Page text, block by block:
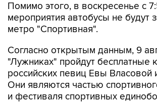
Помимо этого, в воскресенье с
мероприятия автобусы не будут
метро "Спортивная".
Согласно открытым данным, 9
"Лужниках" пройдут бесплатные
российских певиц Евы Власовой
Они являются частью
и фестиваля спортивных